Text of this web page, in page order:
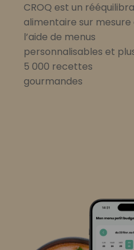
CROQ est un
alimentaire sur mesure
l’aide de menus
personnalisables et
5 000 recettes
gourmandes